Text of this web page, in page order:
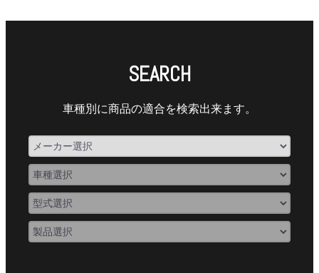
SEARCH
車種別に商品の適合を検索出来ます。